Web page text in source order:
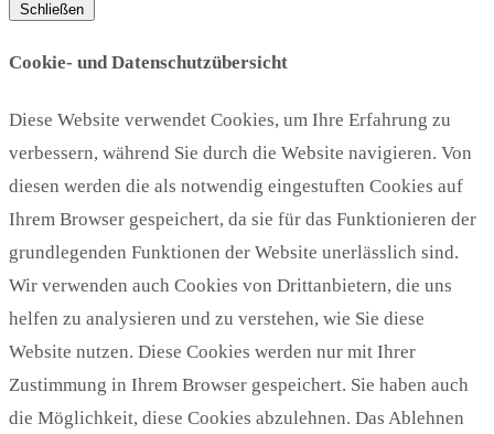
Schließen
Cookie- und Datenschutzübersicht
Diese Website verwendet Cookies, um Ihre Erfahrung zu
verbessern, während Sie durch die Website navigieren. Von
diesen werden die als notwendig eingestuften Cookies auf
Ihrem Browser gespeichert, da sie für das Funktionieren der
grundlegenden Funktionen der Website unerlässlich sind.
Wir verwenden auch Cookies von Drittanbietern, die uns
helfen zu analysieren und zu verstehen, wie Sie diese
Website nutzen. Diese Cookies werden nur mit Ihrer
Zustimmung in Ihrem Browser gespeichert. Sie haben auch
die Möglichkeit, diese Cookies abzulehnen. Das Ablehnen